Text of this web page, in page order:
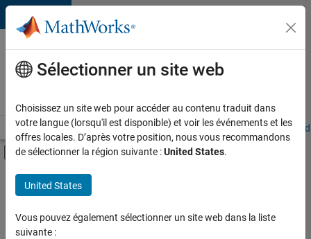
Passer au contenu
Votre
carrière
chez
Accueil Explorer nos opportunités Adresses de nos bureaux
Activer/désactiver l'affichage du menu
Contenu principal
FILTRER PAR
Technologies de l’information
Ventes internes
Opérations commerciales
Sélectionner un site web
Choisissez un site web pour accéder au contenu traduit dans
votre langue (lorsqu'il est disponible) et voir les événements et les
offres locales. D’après votre position, nous vous recommandons
de sélectionner la région suivante :United States.
United States
Vous pouvez également sélectionner un site web dans la liste
suivante :